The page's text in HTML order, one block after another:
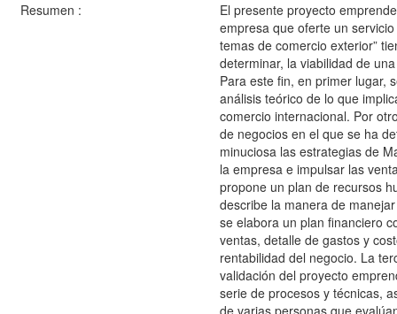
Resumen :
El presente proyecto
empresa que oferte un
temas de comercio exterior”
determinar, la viabilidad de
Para este fin, en primer lugar,
análisis teórico de lo que
comercio internacional. Por
de negocios en el que se ha
minuciosa las estrategias de
la empresa e impulsar las
propone un plan de recursos
describe la manera de
se elabora un plan financiero
ventas, detalle de gastos y
rentabilidad del negocio. La
validación del proyecto
serie de procesos y técnicas,
de varias personas que